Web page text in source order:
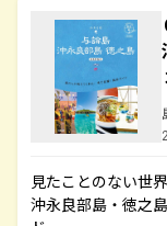
見たことのない世
沖永良部島・徳之